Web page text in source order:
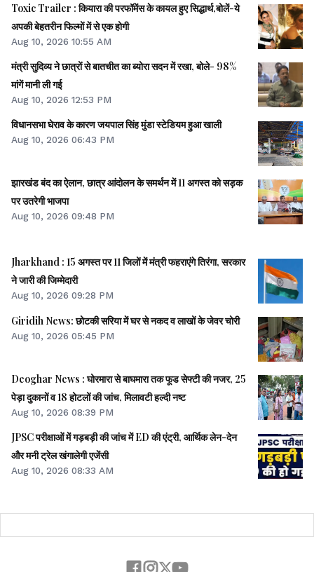
Toxic Trailer : कियारा की परफॉमेंस के कायल हुए सिद्धार्थ,बोलें-ये
अपकी बेहतरीन फिल्मों में से एक होगी
Aug 10, 2026 10:55 AM
मंत्री सुदिव्य ने छात्रों से बातचीत का ब्योरा सदन में रखा, बोले- 98%
मांगें मानी ली गई
Aug 10, 2026 12:53 PM
विधानसभा घेराव के कारण जयपाल सिंह मुंडा स्टेडियम हुआ खाली
Aug 10, 2026 06:43 PM
झारखंड बंद का ऐलान, छात्र आंदोलन के समर्थन में 11 अगस्त को सड़क
पर उतरेगी भाजपा
Aug 10, 2026 09:48 PM
Jharkhand : 15 अगस्त पर 11 जिलों में मंत्री फहराएंगे तिरंगा, सरकार
ने जारी की जिम्मेदारी
Aug 10, 2026 09:28 PM
Giridih News: छोटकी सरिया में घर से नकद व लाखों के जेवर चोरी
Aug 10, 2026 05:45 PM
Deoghar News : घोरमारा से बाघमारा तक फूड सेफ्टी की नजर, 25
पेड़ा दुकानों व 18 होटलों की जांच, मिलावटी हल्दी नष्ट
Aug 10, 2026 08:39 PM
JPSC परीक्षाओं में गड़बड़ी की जांच में ED की एंट्री, आर्थिक लेन-देन
और मनी ट्रेल खंगालेगी एजेंसी
Aug 10, 2026 08:33 AM